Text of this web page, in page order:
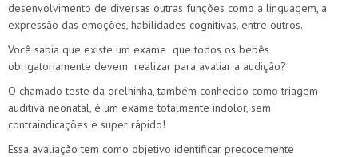
desenvolvimento de diversas outras funções como a linguagem, a
expressão das emoções, habilidades cognitivas, entre outros.
Você sabia que existe um exame que todos os bebês
obrigatoriamente devem realizar para avaliar a audição?
O chamado teste da orelhinha, também conhecido como triagem
auditiva neonatal, é um exame totalmente indolor, sem
contraindicações e super rápido!
Essa avaliação tem como objetivo identificar precocemente